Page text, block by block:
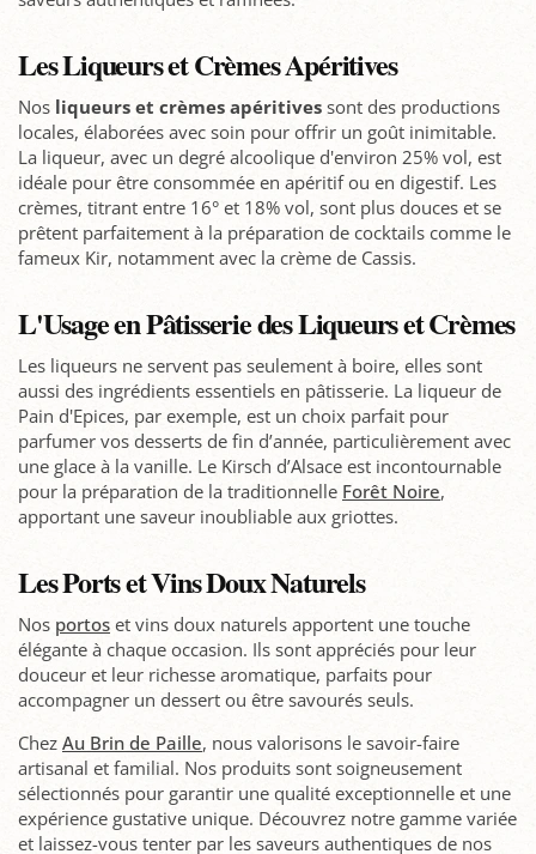
Les Liqueurs et Crèmes Apéritives
Nos liqueurs et crèmes apéritives sont des productions
locales, élaborées avec soin pour offrir un goût inimitable.
La liqueur, avec un degré alcoolique d'environ 25% vol, est
idéale pour être consommée en apéritif ou en digestif. Les
crèmes, titrant entre 16° et 18% vol, sont plus douces et se
prêtent parfaitement à la préparation de cocktails comme le
fameux Kir, notamment avec la crème de Cassis.
L'Usage en Pâtisserie des Liqueurs et Crèmes
Les liqueurs ne servent pas seulement à boire, elles sont
aussi des ingrédients essentiels en pâtisserie. La liqueur de
Pain d'Epices, par exemple, est un choix parfait pour
parfumer vos desserts de fin d’année, particulièrement avec
une glace à la vanille. Le Kirsch d’Alsace est incontournable
pour la préparation de la traditionnelle Forêt Noire,
apportant une saveur inoubliable aux griottes.
Les Ports et Vins Doux Naturels
Nos portos et vins doux naturels apportent une touche
élégante à chaque occasion. Ils sont appréciés pour leur
douceur et leur richesse aromatique, parfaits pour
accompagner un dessert ou être savourés seuls.
Chez Au Brin de Paille, nous valorisons le savoir-faire
artisanal et familial. Nos produits sont soigneusement
sélectionnés pour garantir une qualité exceptionnelle et une
expérience gustative unique. Découvrez notre gamme variée
et laissez-vous tenter par les saveurs authentiques de nos